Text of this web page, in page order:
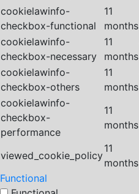
cookielawinfo-
checkbox-functional
11
months
cookielawinfo-
checkbox-necessary
11
months
cookielawinfo-
checkbox-others
11
months
cookielawinfo-
checkbox-
performance
11
months
viewed_cookie_policy
11
months
Functional